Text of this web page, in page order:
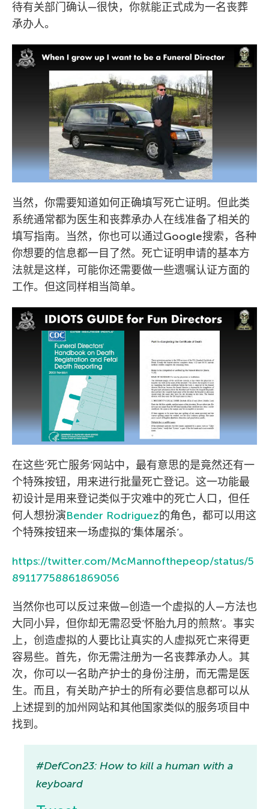
待有关部门确认—很快，你就能正式成为一名丧葬
承办人。
当然，你需要知道如何正确填写死亡证明。但此类
系统通常都为医生和丧葬承办人在线准备了相关的
填写指南。当然，你也可以通过Google搜索，各种
你想要的信息都一目了然。死亡证明申请的基本方
法就是这样，可能你还需要做一些遗嘱认证方面的
工作。但这同样相当简单。
在这些’死亡服务’网站中，最有意思的是竟然还有一
个特殊按钮，用来进行批量死亡登记。这一功能最
初设计是用来登记类似于灾难中的死亡人口，但任
何人想扮演Bender Rodriguez的角色，都可以用这
个特殊按钮来一场虚拟的’集体屠杀’。
https://twitter.com/McMannofthepeop/status/5
89117758861869056
当然你也可以反过来做—创造一个虚拟的人—方法也
大同小异，但你却无需忍受’怀胎九月的煎熬’。事实
上，创造虚拟的人要比让真实的人虚拟死亡来得更
容易些。首先，你无需注册为一名丧葬承办人。其
次，你可以一名助产护士的身份注册，而无需是医
生。而且，有关助产护士的所有必要信息都可以从
上述提到的加州网站和其他国家类似的服务项目中
找到。
#DefCon23: How to kill a human with a
keyboard